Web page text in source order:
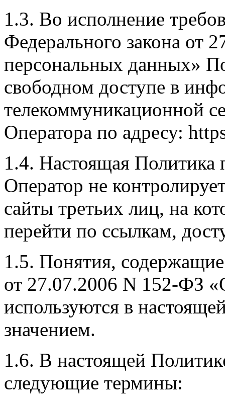
1.3. Во исполнение
Федерального закона от
персональных данных»
свободном доступе в
телекоммуникационной
Оператора по адресу:
1.4. Настоящая Политика
Оператор не
сайты третьих лиц, на
перейти по ссылкам,
1.5. Понятия,
от 27.07.2006 N 152-ФЗ
используются в
значением.
1.6. В настоящей
следующие термины: